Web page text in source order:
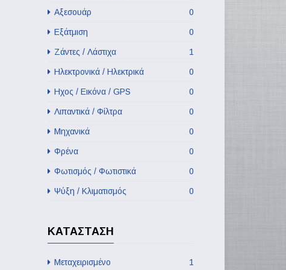
Αξεσουάρ 0
Εξάτμιση 0
Ζάντες / Λάστιχα 1
Ηλεκτρονικά / Ηλεκτρικά 0
Ηχος / Εικόνα / GPS 0
Λιπαντικά / Φίλτρα 0
Μηχανικά 0
Φρένα 0
Φωτισμός / Φωτιστικά 0
Ψύξη / Κλιματισμός 0
ΚΑΤΆΣΤΑΣΗ
Μεταχειρισμένο 1